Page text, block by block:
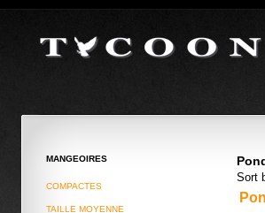
MANGEOIRES
COMPACTES
TAILLE MOYENNE
Sort